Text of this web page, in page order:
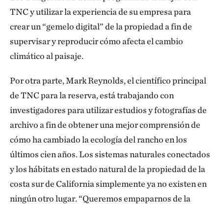
TNC y utilizar la experiencia de su empresa para
crear un “gemelo digital” de la propiedad a fin de
supervisar y reproducir cómo afecta el cambio
climático al paisaje.
Por otra parte, Mark Reynolds, el científico principal
de TNC para la reserva, está trabajando con
investigadores para utilizar estudios y fotografías de
archivo a fin de obtener una mejor comprensión de
cómo ha cambiado la ecología del rancho en los
últimos cien años. Los sistemas naturales conectados
y los hábitats en estado natural de la propiedad de la
costa sur de California simplemente ya no existen en
ningún otro lugar. “Queremos empaparnos de la